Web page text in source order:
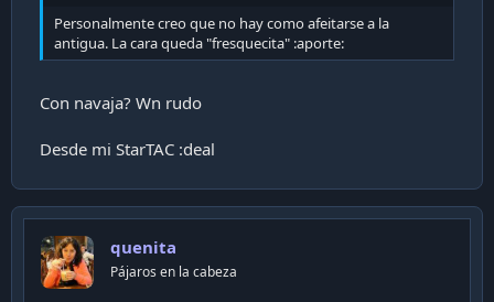
Personalmente creo que no hay como afeitarse a la
antigua. La cara queda "fresquecita" :aporte:
Con navaja? Wn rudo
Desde mi StarTAC :deal
quenita
Pájaros en la cabeza